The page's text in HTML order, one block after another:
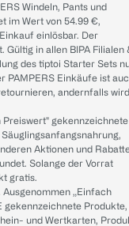
Windeln, Pants und
im Wert von 54.99 €,
einlösbar. Der
in allen BIPA Filialen
des tiptoi Starter Sets
PAMPERS Einkäufe ist
andernfalls wird
Preiswert" gekennzeichnete
Aktionen und
Solange der Vorrat
gratis.
Ausgenommen „Einfach
gekennzeichnete Produkte,
und Wertkarten,